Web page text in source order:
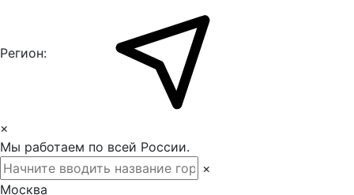
Регион:
×
Мы работаем по всей России.
×
Москва